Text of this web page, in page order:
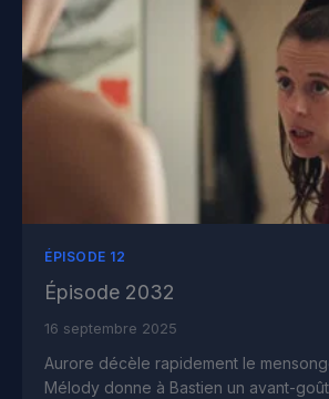
ÉPISODE 12
Épisode 2032
16 septembre 2025
Aurore décèle rapidement le
Mélody donne à Bastien un avant-